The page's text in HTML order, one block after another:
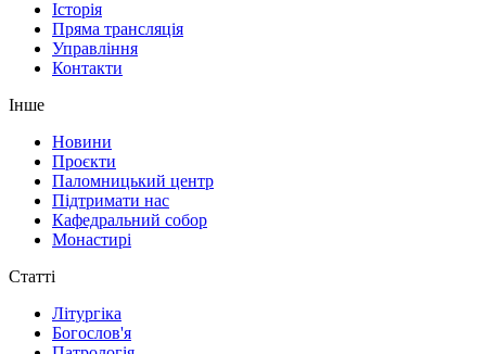
Історія
Пряма трансляція
Управління
Контакти
Інше
Новини
Проєкти
Паломницький центр
Підтримати нас
Кафедральний собор
Монастирі
Статті
Літургіка
Богослов'я